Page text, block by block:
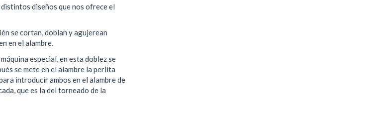
diseños que nos ofrece el
se cortan, doblan y agujerean
en el alambre.
especial, en esta doblez se
se mete en el alambre la perlita
introducir ambos en el alambre de
que es la del torneado de la